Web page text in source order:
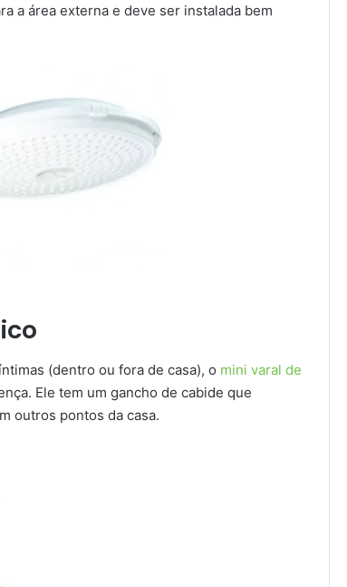
a área externa e deve ser instalada bem
(dentro ou fora de casa), o mini varal de
Ele tem um gancho de cabide que
outros pontos da casa.